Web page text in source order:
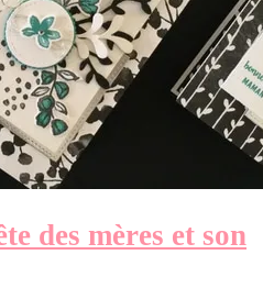
des mères et son